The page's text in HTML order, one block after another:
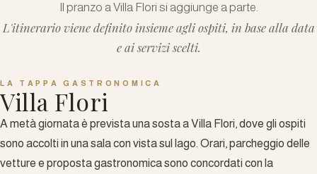
Il pranzo a Villa Flori si aggiunge a parte.
L'itinerario viene definito insieme agli ospiti, in base alla data
e ai servizi scelti.
LA TAPPA GASTRONOMICA
Villa Flori
A metà giornata è prevista una sosta a Villa Flori, dove gli ospiti
sono accolti in una sala con vista sul lago. Orari, parcheggio delle
vetture e proposta gastronomica sono concordati con la